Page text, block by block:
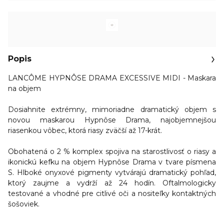
Popis
LANCÔME HYPNÔSE DRAMA EXCESSIVE MIDI - Maskara
na objem
Dosiahnite extrémny, mimoriadne dramatický objem s
novou maskarou Hypnôse Drama, najobjemnejšou
riasenkou vôbec, ktorá riasy zväčší až 17-krát.
Obohatená o 2 % komplex spojiva na starostlivosť o riasy a
ikonickú kefku na objem Hypnôse Drama v tvare písmena
S. Hlboké onyxové pigmenty vytvárajú dramatický pohľad,
ktorý zaujme a vydrží až 24 hodín. Oftalmologicky
testované a vhodné pre citlivé oči a nositeľky kontaktných
šošoviek.